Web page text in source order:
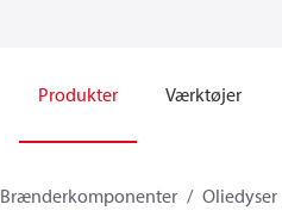
Produkter Værktøjer
Brænderkomponenter Oliedyser